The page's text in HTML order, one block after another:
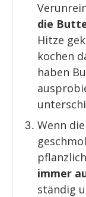
die
Hitze
kochen
haben
Wenn
immer
ständig